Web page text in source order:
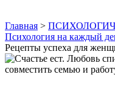
Главная >
Психология на каждый
Рецепты успеха для